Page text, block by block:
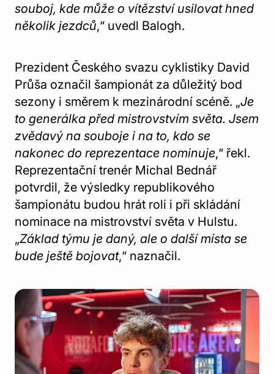
souboj, kde může o vítězství usilovat hned
několik jezdců,“ uvedl Balogh.
Prezident Českého svazu cyklistiky David
Průša označil šampionát za důležitý bod
sezony i směrem k mezinárodní scéně. „Je
to generálka před mistrovstvím světa. Jsem
zvědavý na souboje i na to, kdo se
nakonec do reprezentace nominuje,“ řekl.
Reprezentační trenér Michal Bednář
potvrdil, že výsledky republikového
šampionátu budou hrát roli i při skládání
nominace na mistrovství světa v Hulstu.
„Základ týmu je daný, ale o další místa se
bude ještě bojovat,“ naznačil.